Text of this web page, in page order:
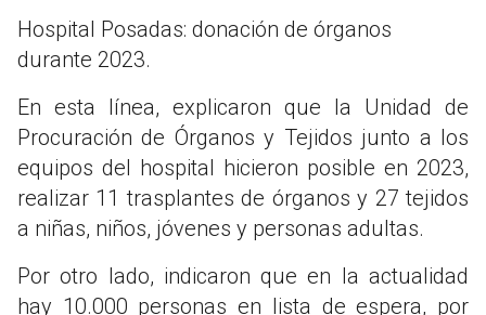
Hospital Posadas: donación de órganos
durante 2023.
En esta línea, explicaron que la Unidad de
Procuración de Órganos y Tejidos junto a los
equipos del hospital hicieron posible en 2023,
realizar 11 trasplantes de órganos y 27 tejidos
a niñas, niños, jóvenes y personas adultas.
Por otro lado, indicaron que en la actualidad
hay 10.000 personas en lista de espera, por